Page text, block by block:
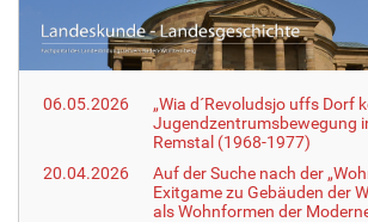
r
e
:
06.05.2026
„Wia d´Revoludsjo uffs Dorf
Jugendzentrumsbewegung
Remstal (1968-1977)
20.04.2026
Auf der Suche nach der
Exitgame zu Gebäuden der
als Wohnformen der